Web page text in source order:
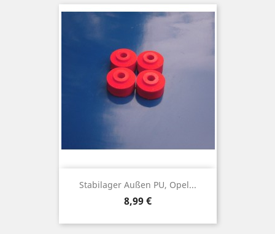
Stabilager Außen PU, Opel...
Preis
8,99 €